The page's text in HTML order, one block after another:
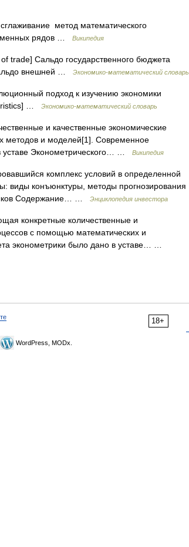
метод математического
рядов …
Википедия
trade] Сальдо государственного бюджета
внешней …
Экономико-математический словарь
подход к изучению экономики
…
Экономико-математический словарь
и качественные экономические
методов и моделей[1]. Современное
уставе Эконометрического… …
Википедия
комплекс условий в определенной
виды конъюнктуры, методы прогнозирования
Содержание… …
Энциклопедия инвестора
конкретные количественные и
с помощью математических и
эконометрики было дано в уставе… …
18+
WordPress, MODx.